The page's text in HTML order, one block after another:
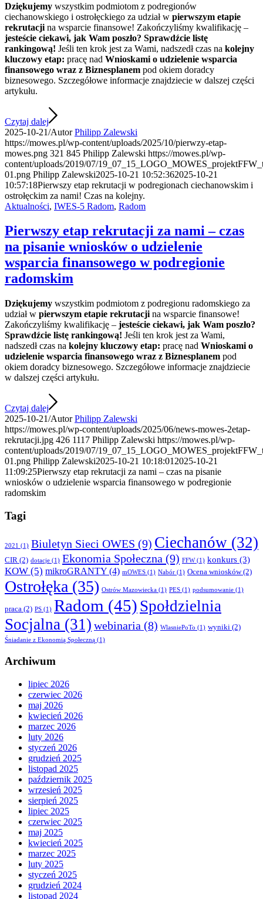
Dziękujemy wszystkim podmiotom z podregionów
ciechanowskiego i ostrołęckiego za udział w pierwszym etapie
rekrutacji na wsparcie finansowe! Zakończyliśmy kwalifikację –
jesteście ciekawi, jak Wam poszło? Sprawdźcie listę
rankingową! Jeśli ten krok jest za Wami, nadszedł czas na kolejny
kluczowy etap: pracę nad Wnioskami o udzielenie wsparcia
finansowego wraz z Biznesplanem pod okiem doradcy
biznesowego. Szczegółowe informacje znajdziecie w dalszej części
artykułu.
Czytaj dalej
2025-10-21/AutorPhilipp Zalewski
https://mowes.pl/wp-content/uploads/2025/10/pierwzy-etap-
mowes.png 321 845 Philipp Zalewski https://mowes.pl/wp-
content/uploads/2019/07/
01.png Philipp Zalewski2025-10-21 10:52:362025-10-21
10:57:18Pierwszy etap rekrutacji w podregionach ciechanowskim i
ostrołęckim za nami! Czas na kolejny.
Aktualności, IWES-5 Radom, Radom
Pierwszy etap rekrutacji za nami – czas
na pisanie wniosków o udzielenie
wsparcia finansowego w podregionie
radomskim
Dziękujemy wszystkim podmiotom z podregionu radomskiego za
udział w pierwszym etapie rekrutacji na wsparcie finansowe!
Zakończyliśmy kwalifikację – jesteście ciekawi, jak Wam poszło?
Sprawdźcie listę rankingową! Jeśli ten krok jest za Wami,
nadszedł czas na kolejny kluczowy etap: pracę nad Wnioskami o
udzielenie wsparcia finansowego wraz z Biznesplanem pod
okiem doradcy biznesowego. Szczegółowe informacje znajdziecie
w dalszej części artykułu.
Czytaj dalej
2025-10-21/AutorPhilipp Zalewski
https://mowes.pl/wp-content/uploads/2025/06/news-mowes-2etap-
rekrutacji.jpg 426 1117 Philipp Zalewski https://mowes.pl/wp-
content/uploads/2019/07/
01.png Philipp Zalewski2025-10-21 10:18:01 2025-10-21
11:09:25Pierwszy etap rekrutacji za nami – czas na pisanie
wniosków o udzielenie wsparcia finansowego w podregionie
radomskim
Tagi
2021 (1) Biuletyn Sieci OWES (9) Ciechanów (32)
CIR (2) dotacje (1) Ekonomia Społeczna (9) FFW(1) konkurs (3)
KOW (5) mikroGRANTY (4) mOWES (1) Nabór (1) Ocena wniosków(2)
Ostrołęka (35) Ostrów Mazowiecka (1) PES (1) podsumowanie (1)
praca (2) PS (1) Radom (45) Społdzielnia
Socjalna (31) webinaria (8) WlasniePoTo (1) wyniki (2)
Śniadanie z Ekonomią Społeczną (1)
Archiwum
lipiec 2026
czerwiec 2026
maj 2026
kwiecień 2026
marzec 2026
luty 2026
styczeń 2026
grudzień 2025
listopad 2025
październik 2025
wrzesień 2025
sierpień 2025
lipiec 2025
czerwiec 2025
maj 2025
kwiecień 2025
marzec 2025
luty 2025
styczeń 2025
grudzień 2024
listopad 2024